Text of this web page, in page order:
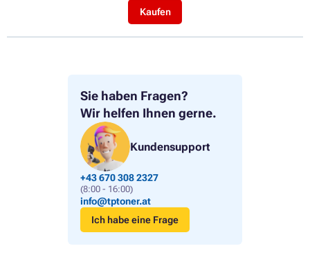
Sie haben Fragen?
Wir helfen Ihnen gerne.
Kundensupport
+43 670 308 2327
(8:00 - 16:00)
info@tptoner.at
Ich habe eine Frage
Kaufen